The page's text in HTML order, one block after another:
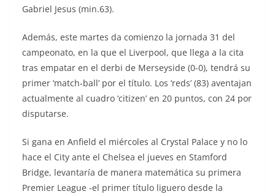
Gabriel Jesus (min.63).
Además, este martes da comienzo la jornada 31 del
campeonato, en la que el Liverpool, que llega a la cita
tras empatar en el derbi de Merseyside (0-0), tendrá su
primer ‘match-ball’ por el título. Los ‘reds’ (83) aventajan
actualmente al cuadro ‘citizen’ en 20 puntos, con 24 por
disputarse.
Si gana en Anfield el miércoles al Crystal Palace y no lo
hace el City ante el Chelsea el jueves en Stamford
Bridge, levantaría de manera matemática su primera
Premier League -el primer título liguero desde la